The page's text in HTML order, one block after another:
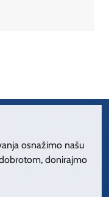
osnažimo našu
donirajmo